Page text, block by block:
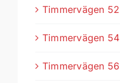
Timmervägen 52
Timmervägen 54
Timmervägen 56